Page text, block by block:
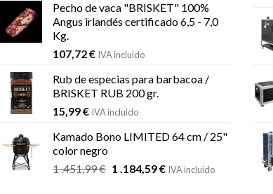
Pecho de vaca "BRISKET" 100%
Angus irlandés certificado 6,5 - 7,0
Kg.
107,72€ IVA incluido
Rub de especias para barbacoa /
BRISKET RUB 200 gr.
15,99€ IVA incluido
Kamado Bono LIMITED 64 cm / 25"
color negro
1 .451,99€ El
1 .184,59€ElIVA incluido